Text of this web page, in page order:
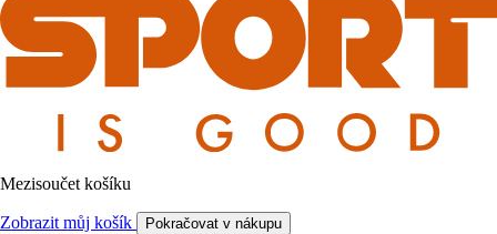
Mezisoučet košíku
Zobrazit můj košík Pokračovat v nákupu